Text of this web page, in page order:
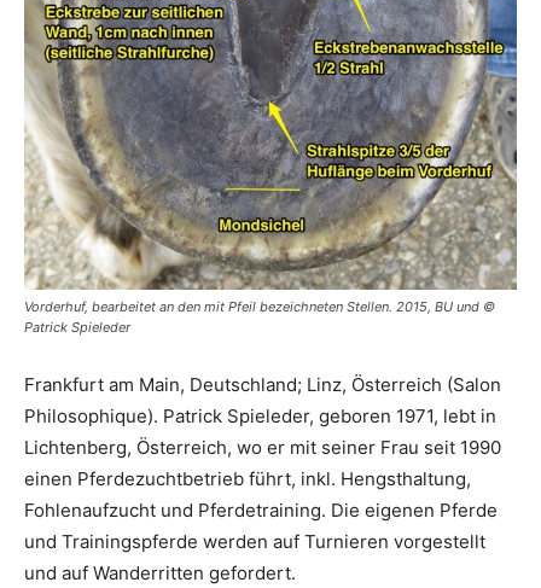
Vorderhuf, bearbeitet an den mit Pfeil bezeichneten Stellen. 2015, BU und ©
Patrick Spieleder
Frankfurt am Main, Deutschland; Linz, Österreich (Salon
Philosophique). Patrick Spieleder, geboren 1971, lebt in
Lichtenberg, Österreich, wo er mit seiner Frau seit 1990
einen Pferdezuchtbetrieb führt, inkl. Hengsthaltung,
Fohlenaufzucht und Pferdetraining. Die eigenen Pferde
und Trainingspferde werden auf Turnieren vorgestellt
und auf Wanderritten gefordert.